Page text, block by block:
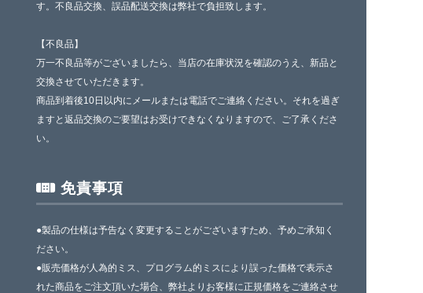
す。不良品交換、誤品配送交換は弊社で負担致します。
【不良品】
万一不良品等がございましたら、当店の在庫状況を確認のうえ、新品と
交換させていただきます。
商品到着後10日以内にメールまたは電話でご連絡ください。それを過ぎ
ますと返品交換のご要望はお受けできなくなりますので、ご了承くださ
い。
免責事項
●製品の仕様は予告なく変更することがございますため、予めご承知く
ださい。
●販売価格が人為的ミス、プログラム的ミスにより誤った価格で表示さ
れた商品をご注文頂いた場合、弊社よりお客様に正規価格をご連絡させ